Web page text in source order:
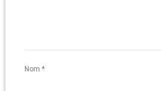
Nom *